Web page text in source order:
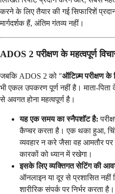
करने के लिए तैयार की गई सिफारिशें
मार्गदर्शक हैं, अंतिम गंतव्य नहीं।
ADOS 2 परीक्षण के महत्वपूर्ण
जबकि ADOS 2 को "ऑटिज़्म परीक्षण के
भी एकल उपकरण पूर्ण नहीं है। माता-पिता
से अवगत होना महत्वपूर्ण है।
यह एक समय का स्नैपशॉट है:
कैप्चर करता है। एक थका हुआ,
व्यवहार न करे जैसा वह आमतौर
कारकों को ध्यान में रखेगा।
इसके लिए व्यक्तिगत सेटिंग की
ऑनलाइन या दूर से प्रशासित नहीं
शारीरिक संपर्क पर निर्भर करता